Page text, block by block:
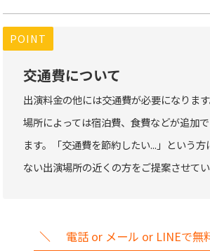
POINT
交通費について
出演料金の他には交通費が必要になります
場所によっては宿泊費、食費などが追加
ます。「交通費を節約したい...」という
ない出演場所の近くの方をご提案させてい
電話 or メール or LINEで無